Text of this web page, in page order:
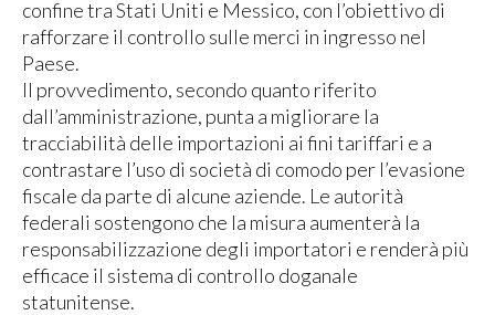
confine tra Stati Uniti e Messico, con l’obiettivo di
rafforzare il controllo sulle merci in ingresso nel
Paese.
Il provvedimento, secondo quanto riferito
dall’amministrazione, punta a migliorare la
tracciabilità delle importazioni ai fini tariffari e a
contrastare l’uso di società di comodo per l’evasione
fiscale da parte di alcune aziende. Le autorità
federali sostengono che la misura aumenterà la
responsabilizzazione degli importatori e renderà più
efficace il sistema di controllo doganale
statunitense.